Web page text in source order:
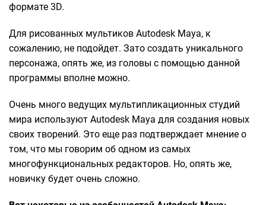
формате 3D.
Для рисованных мультиков Autodesk Maya, к
сожалению, не подойдет. Зато создать уникального
персонажа, опять же, из головы с помощью данной
программы вполне можно.
Очень много ведущих мультипликационных студий
мира используют Autodesk Maya для создания новых
своих творений. Это еще раз подтверждает мнение о
том, что мы говорим об одном из самых
многофункциональных редакторов. Но, опять же,
новичку будет очень сложно.